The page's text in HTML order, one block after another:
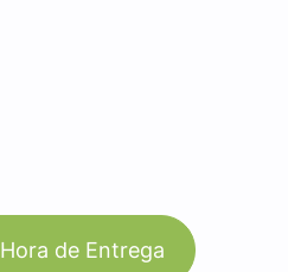
de Entrega